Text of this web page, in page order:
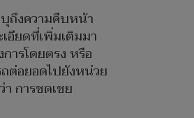
ถึงความคืบหน้า
อียดที่เพิ่มเติมมา
ารโดยตรง หรือ
ต่อยอดไปยังหน่วย
การชดเชย